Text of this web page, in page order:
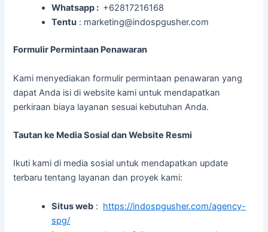
Whatsapp : +62817216168
Tentu : marketing@indospgusher.com
Formulir Permintaan Penawaran
Kami menyediakan formulir permintaan penawaran yang
dapat Anda isi di website kami untuk mendapatkan
perkiraan biaya layanan sesuai kebutuhan Anda.
Tautan ke Media Sosial dan Website Resmi
Ikuti kami di media sosial untuk mendapatkan update
terbaru tentang layanan dan proyek kami:
Situs web : https://indospgusher.com/agency-
spg/